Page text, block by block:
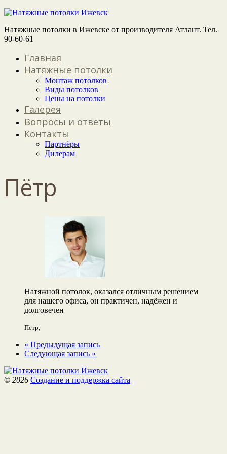
Натяжные потолки в Ижевске от производителя Атлант. Тел.
90-60-61
Главная
Натяжные потолки
Монтаж потолков
Виды потолков
Цены на потолки
Галерея
Вопросы и ответы
Контакты
Партнёры
Дилерам
Пётр
Натяжной потолок, оказался отличным решением
для нашего офиса, он практичен, надёжен и
долговечен
Пётр,
« Предыдущая запись
Следующая запись »
© 2026 Создание и поддержка сайта